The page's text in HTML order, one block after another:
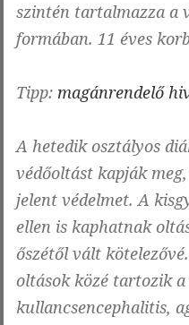
szintén tartalmazza a
formában. 11 éves
Tipp: magánrendelő
A hetedik osztályos
védőoltást kapják
jelent védelmet. A
ellen is kaphatnak
őszétől vált
oltások közé tartozik
kullancsencephalitis,